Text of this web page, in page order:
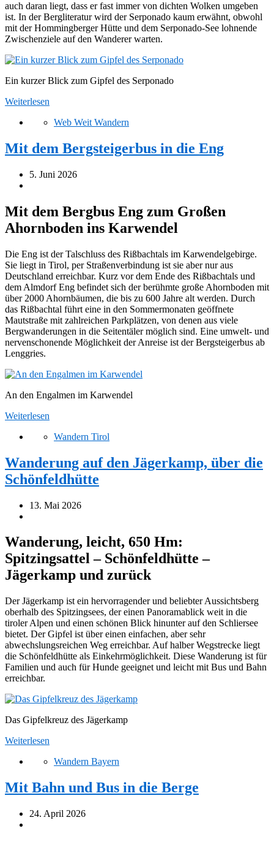
auch daran liegt, dass er fast immer von dichten Wolken umgeben
ist. In der Bergliteratur wird der Serponado kaum erwähnt, obwohl
mit der Hommingberger Hütte und dem Serponado-See lohnende
Zwischenziele auf den Wanderer warten.
Ein kurzer Blick zum Gipfel des Serponado
Weiterlesen
Web Weit Wandern
Mit dem Bergsteigerbus in die Eng
5. Juni 2026
Mit dem Bergbus Eng zum Großen
Ahornboden ins Karwendel
Die Eng ist der Talschluss des Rißbachtals im Karwendelgebirge.
Sie liegt in Tirol, per Straßenverbindung ist sie aber nur aus
Deutschland erreichbar. Kurz vor dem Ende des Rißbachtals und
dem Almdorf Eng befindet sich der berühmte große Ahornboden mit
über 2000 Ahornbäumen, die bis zu 600 Jahre alt werden. Durch
das Rißbachtal führt eine in den Sommermonaten geöffnete
Mautstraße mit zahlreichen Parkplätzen, von denen aus viele
Bergwanderungen in die Seitentäler möglich sind. Eine umwelt- und
nervenschonende Möglichkeit der Anreise ist der Bergsteigerbus ab
Lenggries.
An den Engalmen im Karwendel
Weiterlesen
Wandern Tirol
Wanderung auf den Jägerkamp, über die
Schönfeldhütte
13. Mai 2026
Wanderung, leicht, 650 Hm:
Spitzingsattel – Schönfeldhütte –
Jägerkamp und zurück
Der Jägerkamp ist ein hervorragender und beliebter Aussichtsberg
oberhalb des Spitzingsees, der einen Panoramablick weit in die
tiroler Alpen und einen schönen Blick hinunter auf den Schliersee
bietet. Der Gipfel ist über einen einfachen, aber sehr
abwechslungsreichen Weg erreichbar. Auf halber Wegstrecke liegt
die Schönfeldhütte als Einkehrmöglichkeit. Diese Wanderung ist für
Familien und auch für Hunde geeignet und leicht mit Bus und Bahn
erreichbar.
Das Gipfelkreuz des Jägerkamp
Weiterlesen
Wandern Bayern
Mit Bahn und Bus in die Berge
24. April 2026